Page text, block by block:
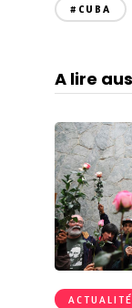
#CUBA
A lire